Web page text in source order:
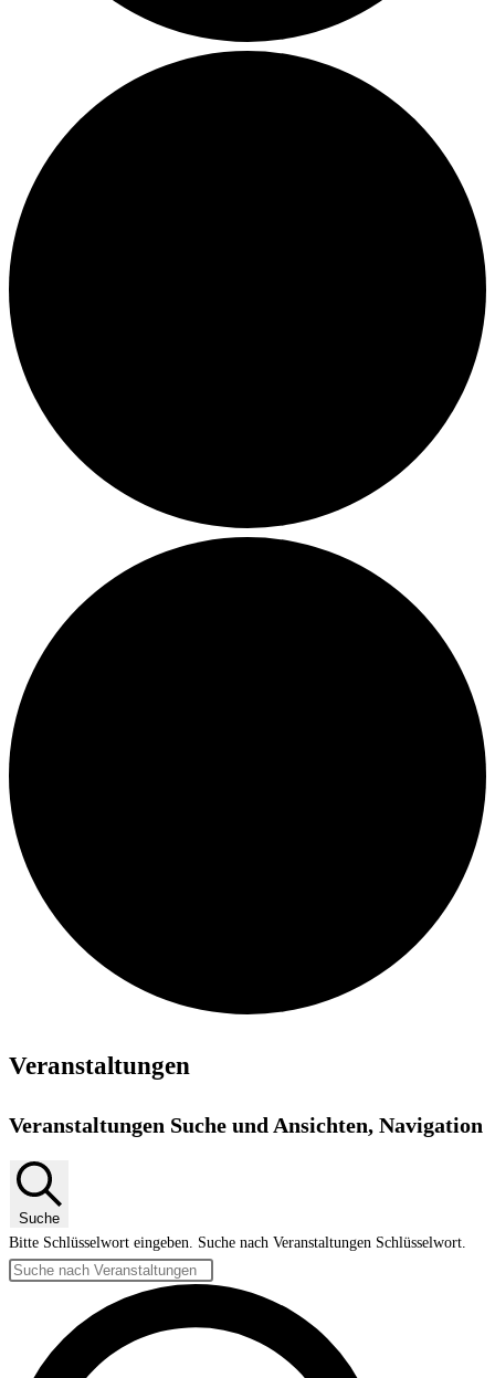
Veranstaltungen
Veranstaltungen Suche und Ansichten, Navigation
Suche
Bitte Schlüsselwort eingeben. Suche nach Veranstaltungen Schlüsselwort.